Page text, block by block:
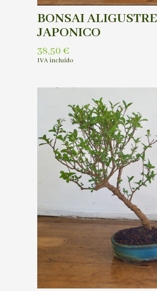
BONSAI ALIGUSTRE
JAPONICO
38,50 €
IVA incluído